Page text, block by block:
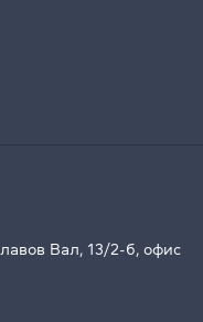
Вал, 13/2-б, офис